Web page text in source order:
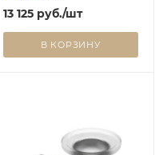
13 125руб./шт
В КОРЗИНУ